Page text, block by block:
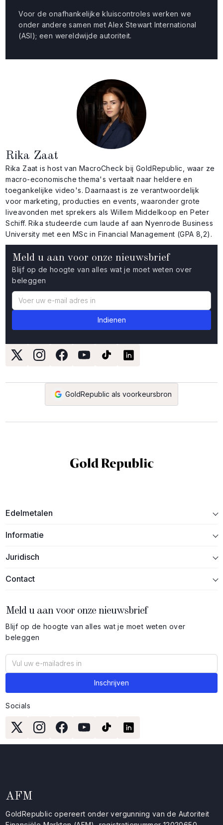
Meld u aan voor onze nieuwsbrief
Blijf op de hoogte van alles wat je moet weten over
beleggen
GoldRepublic als voorkeursbron
Voor de onafhankelijke kluiscontroles werken we
onder andere samen met Alex Stewart International
(ASI); een wereldwijde autoriteit.
Rika Zaat
Rika Zaat is host van MacroCheck bij GoldRepublic, waar ze
macro-economische thema's vertaalt naar heldere en
toegankelijke video's. Daarnaast is ze verantwoordelijk
voor marketing, producties en events, waaronder grote
liveavonden met sprekers als Willem Middelkoop en Peter
Schiff. Rika studeerde cum laude af aan Nyenrode Business
University met een MSc in Financial Management (GPA 8,2).
Edelmetalen
Informatie
Juridisch
Contact
Meld u aan voor onze nieuwsbrief
Blijf op de hoogte van alles wat je moet weten over
beleggen
Socials
AFM
GoldRepublic opereert onder vergunning van de Autoriteit